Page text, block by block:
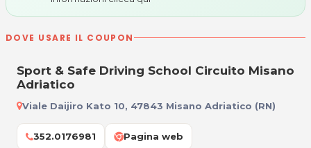
DOVE USARE IL COUPON
Sport & Safe Driving School Circuito Misano
Adriatico
Viale Daijiro Kato 10, 47843 Misano Adriatico (RN)
352.0176981 Pagina web